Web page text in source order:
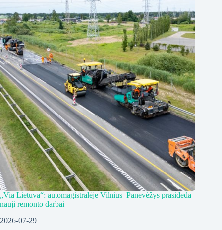
„Via Lietuva“: automagistralėje Vilnius–Panevėžys prasideda
nauji remonto darbai
2026-07-29